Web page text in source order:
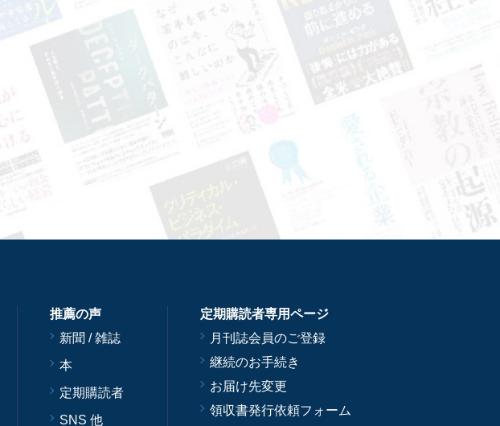
推薦の声
新聞 / 雑誌
本
定期購読者
SNS 他
定期購読者専用ページ
月刊誌会員のご登録
継続のお手続き
お届け先変更
領収書発行依頼フォーム